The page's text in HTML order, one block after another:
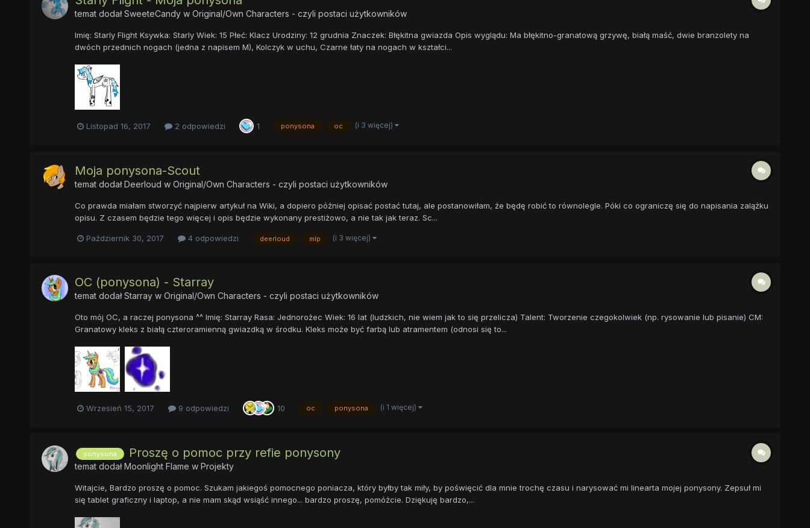
temat dodałSweeteCandyw Original/Own Characters - czyli postaci użytkowników
Imię: Starly Flight Ksywka: Starly Wiek: 15 Płeć: Klacz Urodziny: 12 grudnia Znaczek: Błękitna gwiazda Opis wyglądu: Ma błękitno-granatową grzywę, białą maść, dwie branzolety na
dwóch przednich nogach (jedna z napisem M), Kolczyk w uchu, Czarne łaty na nogach w kształci...
Listopad 16, 2017 2 odpowiedzi 1 ponysona oc (i 3 więcej)
Moja ponysona-Scout
temat dodałDeerloud w Original/Own Characters - czyli postaci użytkowników
Co prawda miałam stworzyć najpierw artykuł na Wiki, a dopiero później opisać postać tutaj, ale postanowiłam, że będę robić to równolegle. Póki co ograniczę się do napisania zalążku
opisu. Z czasem będzie tego więcej i opis będzie wykonany prestiżowo, a nie tak jak teraz. Sc...
Październik 30, 2017 4 odpowiedzi deerloud mlp (i 3 więcej)
OC (ponysona) - Starray
temat dodałStarrayw Original/Own Characters - czyli postaci użytkowników
Oto mój OC, a raczej ponysona ^^ Imię: Starray Rasa: Jednorożec Wiek: 16 lat (ludzkich, nie wiem jak to się przelicza) Talent: Tworzenie czegokolwiek (np. rysowanie lub pisanie) CM:
Granatowy kleks z białą czteroramienną gwiazdką w środku. Kleks może być farbą lub atramentem (odnosi się to...
Wrzesień 15, 2017 9 odpowiedzi 10 oc ponysona (i 1 więcej)
ponysona Proszę o pomoc przy refie ponysony
temat dodałMoonlight Flame w Projekty
Witajcie, Bardzo proszę o pomoc. Szukam jakiegoś pomocnego poniacza, który byłby tak miły, by poświęcić dla mnie trochę czasu i narysować mi linearta mojej ponysony. Zepsuł mi
się tablet graficzny i laptop, a nie mam skąd wsiąść innego... bardzo proszę, pomóżcie. Dziękuję bardzo,...